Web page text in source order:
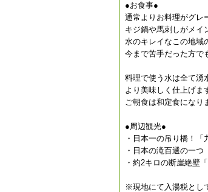
●お食事●
通常よりお料理がグレ
キジ鍋や馬刺しがメイ
水のキレイなこの地域
今まで苦手だった方で
料理で使う水は全て湧
より美味しく仕上げま
ご朝食は和定食になり
●周辺観光●
・日本一の吊り橋！
・日本の滝百選の一つ
・約2キロの断崖絶壁
※現地にて入湯税とし